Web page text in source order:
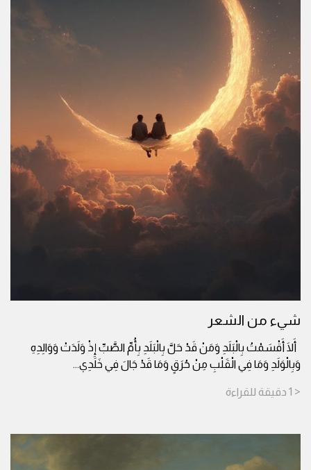
شيء من الشعر
أَلَا أَقْسَمْتُ بِالْبَلَدِ وَمَنْ قَدْ حَلَّ بِالْبَلَدِ بِأُمِّ الصَّبِّ إِذْ وَلَدَتْ وَوَالِدِهِ
وَبِالْوَلَدِ وَمَا فِي الْقَلْبِ مِنْ حُرَقٍ وَمَا قَدْ جَالَ فِي خَلَدِي...
< 1 دقيقة للقراءة